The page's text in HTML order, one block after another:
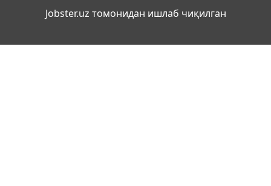
Jobster.uz томонидан ишлаб чиқилган